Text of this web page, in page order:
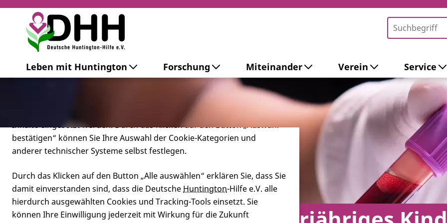
Leben mit Huntington Forschung Miteinander Verein Service
Cookie-Einstellungen
Diese Webseite setzt verschiedene Cookies und Tracking-Tools ein. Dies
beinhaltet Cookies und Tracking-Tools, die für den Betrieb der Webseite
technisch notwendig sind, die zu statistischen Zwecken sowie zur
besseren Bedienbarkeit der Webseite und zur Anzeige personalisierter
Inhalte eingesetzt werden. Durch das Klicken auf den Button „Auswahl
bestätigen“ können Sie Ihre Auswahl der Cookie-Kategorien und
anderer technischer Systeme selbst festlegen.
Durch das Klicken auf den Button „Alle auswählen“ erklären Sie, dass Sie
damit einverstanden sind, dass die DeutscheHuntington-Hilfe e.V. alle
hierdurch ausgewählten Cookies und Tracking-Tools einsetzt. Sie
können Ihre Einwilligung jederzeit mit Wirkung für die Zukunft